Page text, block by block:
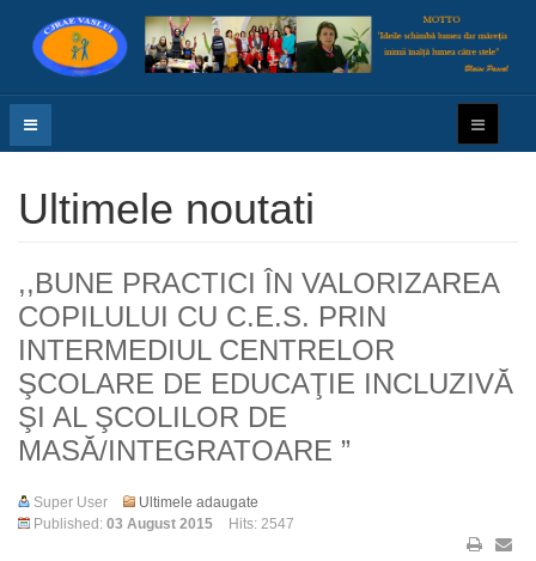
Ultimele noutati
,,BUNE PRACTICI ÎN VALORIZAREA
COPILULUI CU C.E.S. PRIN
INTERMEDIUL CENTRELOR
ŞCOLARE DE EDUCAŢIE INCLUZIVĂ
ŞI AL ŞCOLILOR DE
MASĂ/INTEGRATOARE ”
Super User
Ultimele adaugate
Published: 03 August 2015 Hits: 2547